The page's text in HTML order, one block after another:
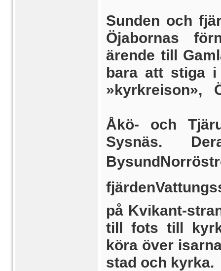
Sunden och
Öjabornas
ärende till
bara att stiga i
»kyrkreison»,
Åkö- och
Sysnäs.
på Kvikant-
till fots till
köra över
stad och kyrka.